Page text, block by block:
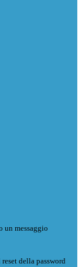
un messaggio
della password